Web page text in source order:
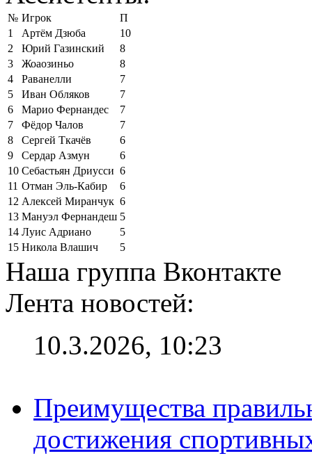
№ Игрок
П
1
Артём Дзюба
10
2
Юрий Газинский
8
3
Жоаозиньо
8
4
Раванелли
7
5
Иван Обляков
7
6
Марио Фернандес
7
7
Фёдор Чалов
7
8
Сергей Ткачёв
6
9
Сердар Азмун
6
10 Себастьян Дриусси 6
11 Отман Эль-Кабир
6
12 Алексей Миранчук 6
13 Мануэл Фернандеш 5
14 Луис Адриано
5
15 Никола Влашич 5
Наша группа Вконтакте
Лента новостей:
10.3.2026, 10:23
Преимущества
достижения